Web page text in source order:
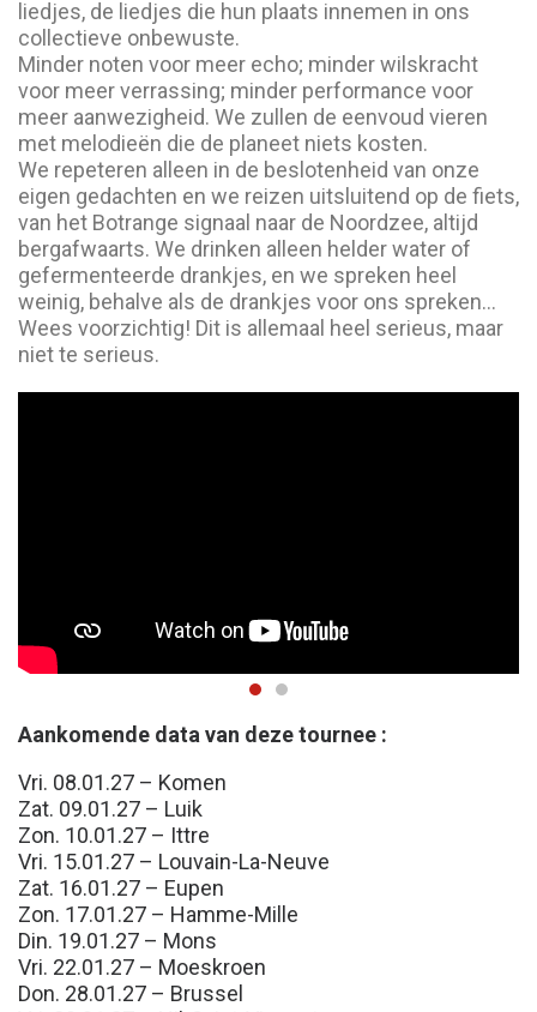
liedjes, de liedjes die hun plaats innemen in ons
collectieve onbewuste.
Minder noten voor meer echo; minder wilskracht
voor meer verrassing; minder performance voor
meer aanwezigheid. We zullen de eenvoud vieren
met melodieën die de planeet niets kosten.
We repeteren alleen in de beslotenheid van onze
eigen gedachten en we reizen uitsluitend op de fiets,
van het Botrange signaal naar de Noordzee, altijd
bergafwaarts. We drinken alleen helder water of
gefermenteerde drankjes, en we spreken heel
weinig, behalve als de drankjes voor ons spreken…
Wees voorzichtig! Dit is allemaal heel serieus, maar
niet te serieus.
Aankomende data van deze tournee :
Vri. 08.01.27 – Komen
Zat. 09.01.27 – Luik
Zon. 10.01.27 – Ittre
Vri. 15.01.27 – Louvain-La-Neuve
Zat. 16.01.27 – Eupen
Zon. 17.01.27 – Hamme-Mille
Din. 19.01.27 – Mons
Vri. 22.01.27 – Moeskroen
Don. 28.01.27 – Brussel